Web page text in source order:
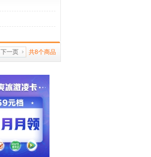
共8个商品
下一页